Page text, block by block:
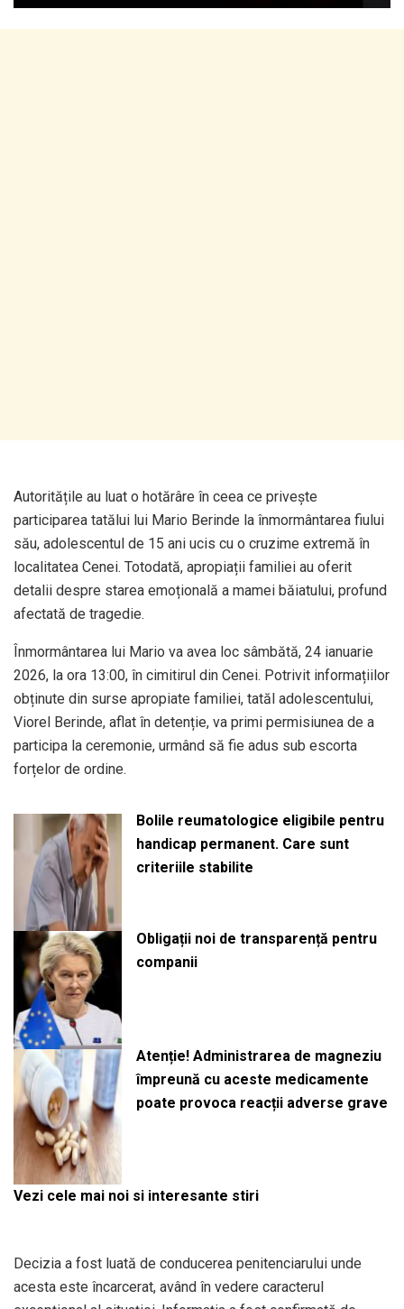
Autoritățile au luat o hotărâre în ceea ce privește
participarea tatălui lui Mario Berinde la înmormântarea fiului
său, adolescentul de 15 ani ucis cu o cruzime extremă în
localitatea Cenei. Totodată, apropiații familiei au oferit
detalii despre starea emoțională a mamei băiatului, profund
afectată de tragedie.
Înmormântarea lui Mario va avea loc sâmbătă, 24 ianuarie
2026, la ora 13:00, în cimitirul din Cenei. Potrivit informațiilor
obținute din surse apropiate familiei, tatăl adolescentului,
Viorel Berinde, aflat în detenție, va primi permisiunea de a
participa la ceremonie, urmând să fie adus sub escorta
forțelor de ordine.
Bolile reumatologice eligibile pentru
handicap permanent. Care sunt
criteriile stabilite
Obligații noi de transparență pentru
companii
Atenție! Administrarea de magneziu
împreună cu aceste medicamente
poate provoca reacții adverse grave
Vezi cele mai noi si interesante stiri
Decizia a fost luată de conducerea penitenciarului unde
acesta este încarcerat, având în vedere caracterul